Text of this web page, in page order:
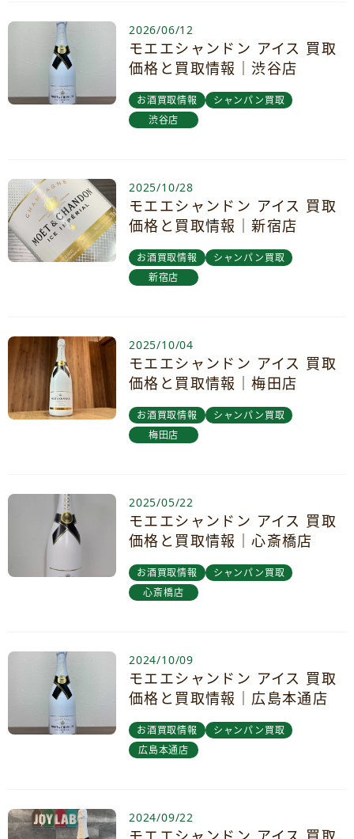
2026/06/12
モエエシャンドン アイス 買取
価格と買取情報｜渋谷店
お酒買取情報
シャンパン買取
渋谷店
2025/10/28
モエエシャンドン アイス 買取
価格と買取情報｜新宿店
お酒買取情報
シャンパン買取
新宿店
2025/10/04
モエエシャンドン アイス 買取
価格と買取情報｜梅田店
お酒買取情報
シャンパン買取
梅田店
2025/05/22
モエエシャンドン アイス 買取
価格と買取情報｜心斎橋店
お酒買取情報
シャンパン買取
心斎橋店
2024/10/09
モエエシャンドン アイス 買取
価格と買取情報｜広島本通店
お酒買取情報
シャンパン買取
広島本通店
2024/09/22